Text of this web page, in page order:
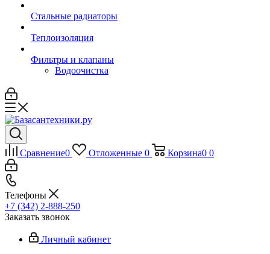
Стальные радиаторы
Теплоизоляция
Фильтры и клапаны
Водоочистка
Сравнение0 Отложенные 0 Корзина0 0
Телефоны
+7 (342) 2-888-250
Заказать звонок
Личный кабинет